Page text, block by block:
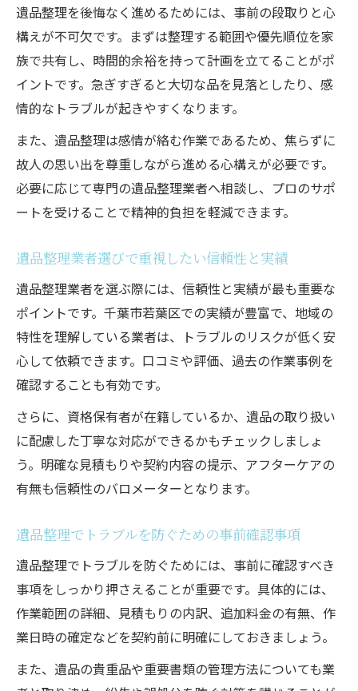
現地確認や事前相談が重要な遺品整理の理
由
遺品整理で同意書や契約内容を確認する意
義
千葉市若葉区における遺品整理依頼の安心ポイ
ント
遺品整理の流れを事前に把握する安心のコ
ツ
千葉市若葉区で対応力が高い遺品整理業者
とは
遺品整理後の清掃やサポートが重要な理由
地元密着型遺品整理業者の安心感と選び方
遺品整理に不安を感じた時に知っておきたい対
遺品整理の不安を解消する相談先の選び方
遺品整理で困った時の実践的なトラブル対
処法
とめ
高齢者や遠方在住でも安心な遺品整理依頼
法
遺品整理に関するよくある疑問と解決策
遺品整理を後悔なく進めるためには、事前の段取りと心
構えが不可欠です。まずは整理する範囲や優先順位を家
族で共有し、時間的余裕を持って計画を立てることがポ
イントです。急ぎすぎると大切な品を見落としたり、感
情的なトラブルが起きやすくなります。
また、遺品整理は感情が絡む作業であるため、焦らずに
故人の思い出を尊重しながら進める心構えが必要です。
必要に応じて専門の遺品整理業者へ相談し、プロのサポ
ートを受けることで精神的負担を軽減できます。
遺品整理業者選びで重視したい信頼性と実績
遺品整理業者を選ぶ際には、信頼性と実績が最も重要な
ポイントです。千葉市若葉区での実績が豊富で、地域の
特性を理解している業者は、トラブルのリスクが低く安
心して依頼できます。口コミや評価、過去の作業事例を
確認することも有効です。
さらに、資格保有者が在籍しているか、遺品の取り扱い
に配慮した丁寧な対応ができるかもチェックしましょ
う。明確な見積もりや契約内容の提示、アフターケアの
有無も信頼性のバロメーターとなります。
遺品整理でトラブルを防ぐための事前確認事項
遺品整理でトラブルを防ぐためには、事前に確認すべき
事項をしっかり押さえることが重要です。具体的には、
作業範囲の詳細、見積もりの内訳、追加料金の有無、作
業日時の確定などを契約前に明確にしておきましょう。
また、遺品の貴重品や重要書類の管理方法についても業